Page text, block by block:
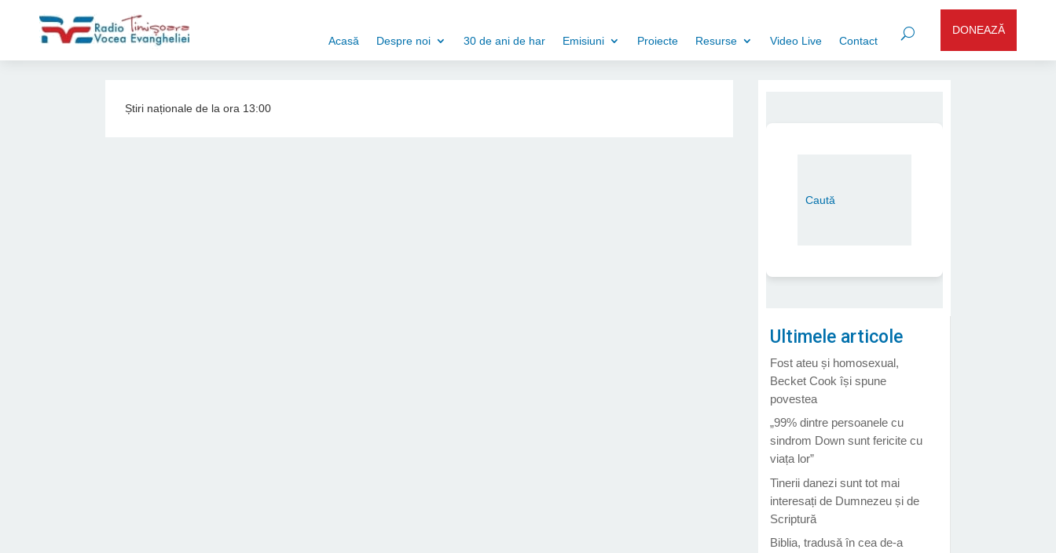
Acasă Despre noi 30 de ani de har Emisiuni Proiecte Resurse Video Live Contact
DONEAZĂ
Știri naționale de la ora 13:00
Ultimele articole
Fost ateu și homosexual,
Becket Cook își spune
povestea
„99% dintre persoanele cu
sindrom Down sunt fericite cu
viața lor”
Tinerii danezi sunt tot mai
interesați de Dumnezeu și de
Scriptură
Biblia, tradusă în cea de-a